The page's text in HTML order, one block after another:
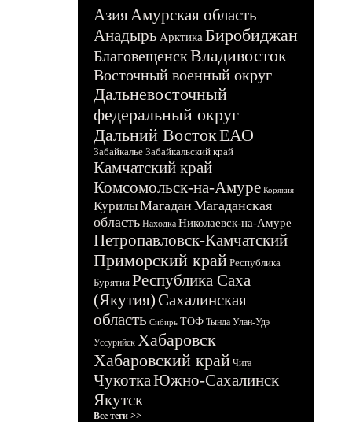
АзияАмурская область
Анадырь Арктика Биробиджан
БлаговещенскВладивосток
Восточный военный округ
Дальневосточный
федеральный округ
Дальний ВостокЕАО
Забайкалье Забайкальский край
Камчатский край
Комсомольск-на-Амуре Корякия
КурилыМагадан Магаданская
область Находка Николаевск-на-Амуре
Петропавловск-Камчатский
Приморский край Республика
Бурятия Республика Саха
(Якутия)Сахалинская
область Сибирь ТОФ Тында Улан-Удэ
Уссурийск Хабаровск
Хабаровский край Чита
ЧукоткаЮжно-Сахалинск
Якутск
Все теги >>